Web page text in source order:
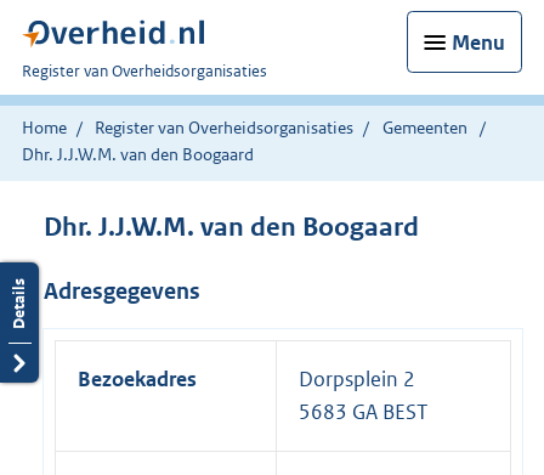
Menu
U
bent
nu
hier:
Register van Overheidsorganisaties
Home Register van Overheidsorganisaties
Gemeenten
Dhr. J.J.W.M. van den Boogaard
Dhr. J.J.W.M. van den Boogaard
Adresgegevens
Bezoekadres
Dorpsplein 2
5683 GA BEST